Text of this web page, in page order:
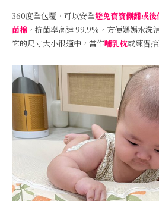
360度全包覆，可以安全避免寶寶側翻或後
菌棉 ，抗菌率高達 99.9%，方便媽媽水洗
它的尺寸大小很適中，當作哺乳枕或練習